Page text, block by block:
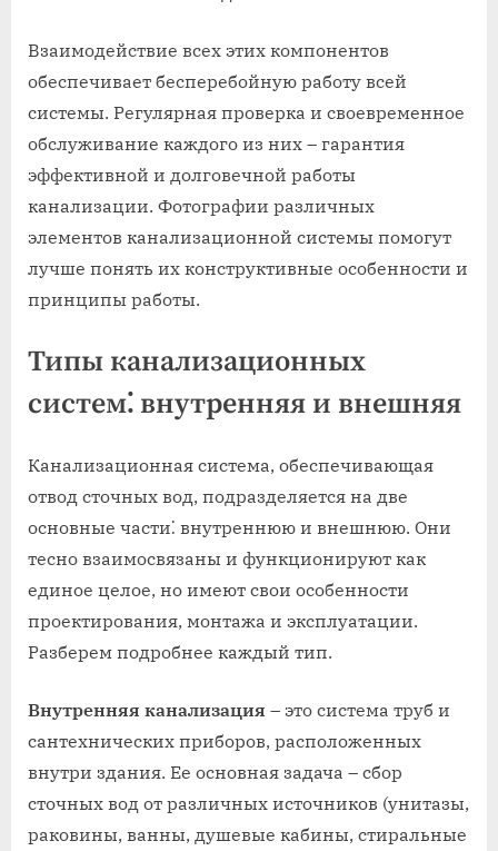
Взаимодействие всех этих компонентов
обеспечивает бесперебойную работу всей
системы. Регулярная проверка и своевременное
обслуживание каждого из них – гарантия
эффективной и долговечной работы
канализации. Фотографии различных
элементов канализационной системы помогут
лучше понять их конструктивные особенности и
принципы работы.
Типы канализационных
систем⁚ внутренняя и внешняя
Канализационная система, обеспечивающая
отвод сточных вод, подразделяется на две
основные части⁚ внутреннюю и внешнюю. Они
тесно взаимосвязаны и функционируют как
единое целое, но имеют свои особенности
проектирования, монтажа и эксплуатации.
Разберем подробнее каждый тип.
Внутренняя канализация – это система труб и
сантехнических приборов, расположенных
внутри здания. Ее основная задача – сбор
сточных вод от различных источников (унитазы,
раковины, ванны, душевые кабины, стиральные